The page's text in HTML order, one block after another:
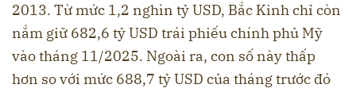
2013. Từ mức 1,2 nghìn tỷ USD, Bắc Kinh chỉ còn
nắm giữ 682,6 tỷ USD trái phiếu chính phủ Mỹ
vào tháng 11/2025. Ngoài ra, con số này thấp
hơn so với mức 688,7 tỷ USD của tháng trước đó